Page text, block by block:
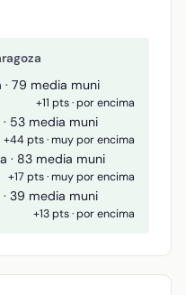
· 79 media muni
+11 pts · por encima
· 53 media muni
+44 pts · muy por encima
· 83 media muni
+17 pts · muy por encima
· 39 media muni
+13 pts · por encima